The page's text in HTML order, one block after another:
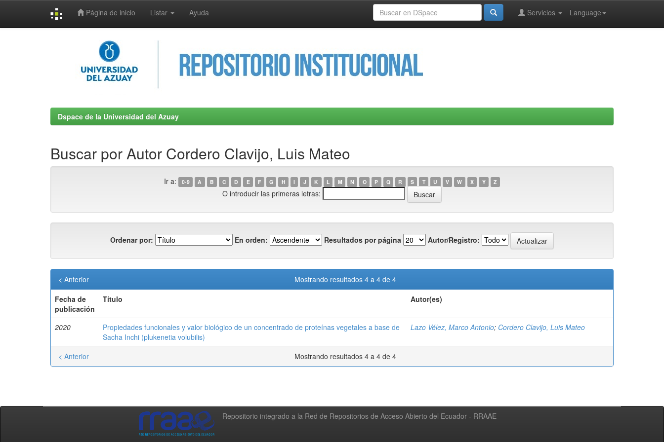
Página de inicio Listar Ayuda Language
Servicios
Dspace de la Universidad del Azuay
Buscar por Autor Cordero Clavijo, Luis Mateo
Ir a: 0-9 A B C D E F G H I J K L M N O P Q R S T U V W X Y Z
O introducir las primeras letras:
Ordenar por: En orden: Resultados por página Autor/Registro:
Mostrando resultados 4 a 4 de 4
< Anterior
Fecha de
publicación
Título Autor(es)
2020
Propiedades funcionales y valor biológico de un concentrado de proteínas vegetales a base de
Sacha Inchi (plukenetia volubilis)
Lazo Vélez, Marco Antonio; Cordero Clavijo, Luis Mateo
Mostrando resultados 4 a 4 de 4
< Anterior
Repositorio integrado a la Red de Repositorios de Acceso Abierto del Ecuador - RRAAE